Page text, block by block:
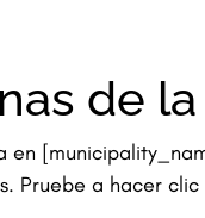
de
en
Pruebe a hacer